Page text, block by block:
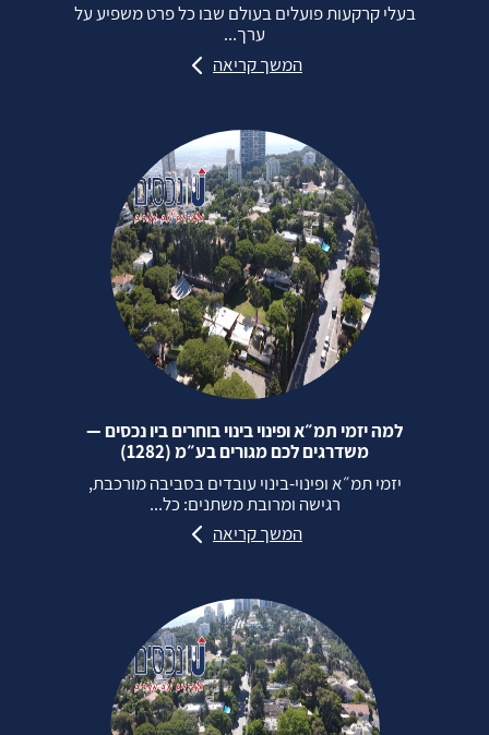
בעלי קרקעות פועלים בעולם שבו כל פרט משפיע על
ערך...
המשך קריאה
למה יזמי תמ״א ופינוי בינוי בוחרים ביו נכסים —
משדרגים לכם מגורים בע״מ (1282)
יזמי תמ״א ופינוי‑בינוי עובדים בסביבה מורכבת,
רגישה ומרובת משתנים: כל...
המשך קריאה